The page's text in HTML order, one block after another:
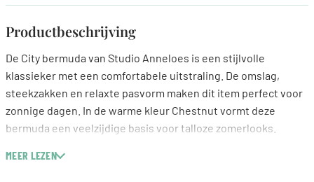
Productbeschrijving
De City bermuda van Studio Anneloes is een stijlvolle
klassieker met een comfortabele uitstraling. De omslag,
steekzakken en relaxte pasvorm maken dit item perfect voor
zonnige dagen. In de warme kleur Chestnut vormt deze
bermuda een veelzijdige basis voor talloze zomerlooks.
Kleur: Chestnut
MEER LEZEN